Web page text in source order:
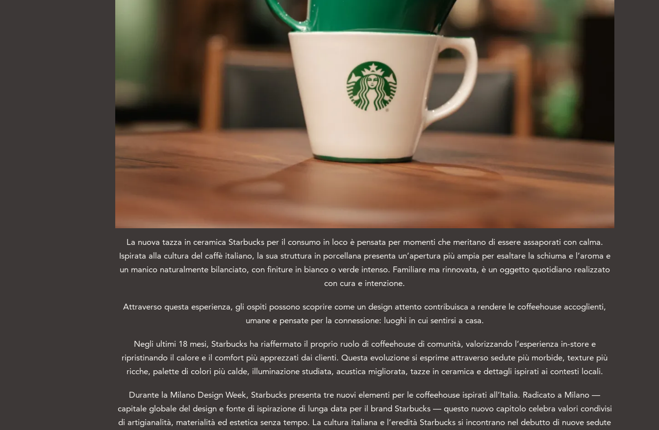
La nuova tazza in ceramica Starbucks per il consumo in loco è pensata per momenti che meritano di essere assaporati con calma.
Ispirata alla cultura del caffè italiano, la sua struttura in porcellana presenta un’apertura più ampia per esaltare la schiuma e l’aroma e
un manico naturalmente bilanciato, con finiture in bianco o verde intenso. Familiare ma rinnovata, è un oggetto quotidiano realizzato
con cura e intenzione.
Attraverso questa esperienza, gli ospiti possono scoprire come un design attento contribuisca a rendere le coffeehouse accoglienti,
umane e pensate per la connessione: luoghi in cui sentirsi a casa.
Negli ultimi 18 mesi, Starbucks ha riaffermato il proprio ruolo di coffeehouse di comunità, valorizzando l’esperienza in-store e
ripristinando il calore e il comfort più apprezzati dai clienti. Questa evoluzione si esprime attraverso sedute più morbide, texture più
ricche, palette di colori più calde, illuminazione studiata, acustica migliorata, tazze in ceramica e dettagli ispirati ai contesti locali.
Durante la Milano Design Week, Starbucks presenta tre nuovi elementi per le coffeehouse ispirati all’Italia. Radicato a Milano —
capitale globale del design e fonte di ispirazione di lunga data per il brand Starbucks — questo nuovo capitolo celebra valori condivisi
di artigianalità, materialità ed estetica senza tempo. La cultura italiana e l’eredità Starbucks si incontrano nel debutto di nuove sedute